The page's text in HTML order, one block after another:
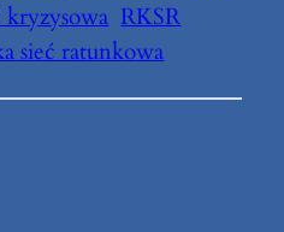
kryzysowa RKSR
sieć ratunkowa